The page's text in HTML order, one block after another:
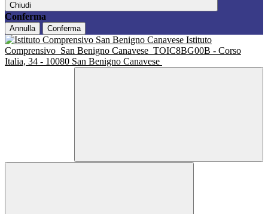
Chiudi
Conferma
Annulla Conferma
Istituto
Comprensivo San Benigno Canavese TOIC8BG00B - Corso
Italia, 34 - 10080 San Benigno Canavese